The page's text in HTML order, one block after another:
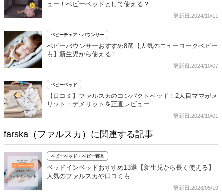
ュー！ベビーベッドとして使える？
更新日:2024/10/11
ベビーチェア・バウンサー
ベビーバウンサーおすすめ8選【人気のニューヨークベビー
も】新生児から使える！
更新日:2024/10/07
ベビーベッド
【口コミ】ファルスカのコンパクトベッド！2人目ママがメ
リット・デメリットを正直レビュー
更新日:2024/10/01
farska（ファルスカ）に関連する記事
ベビーベッド・ベビー寝具
ベッドインベッドおすすめ13選【新生児から長く使える】
人気のファルスカや口コミも
更新日:2026/05/19